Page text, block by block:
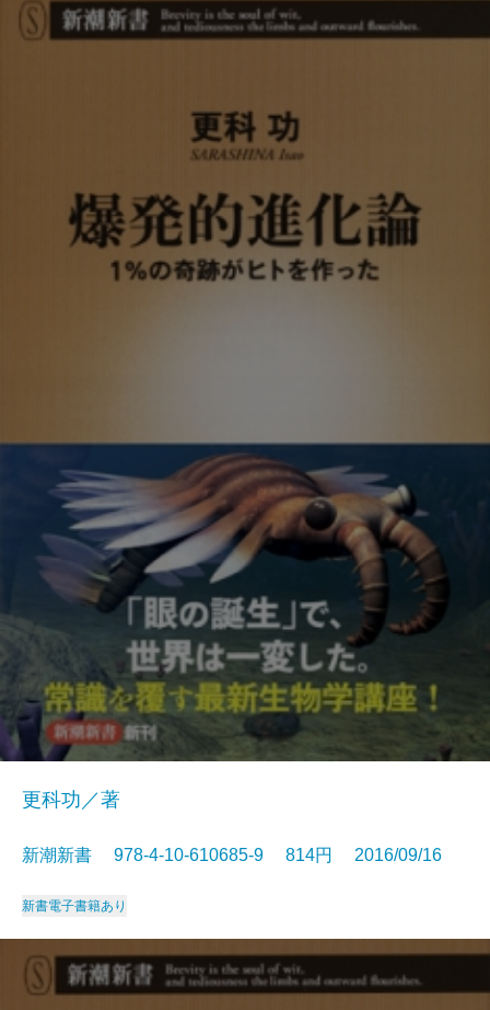
更科功／著
新潮新書 978-4-10-610685-9 814円 2016/09/16
新書電子書籍あり